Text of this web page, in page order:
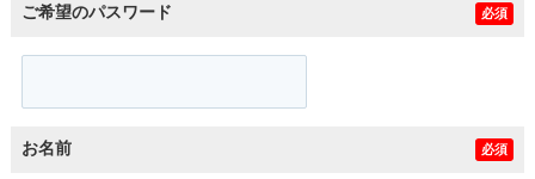
ご希望のパスワード 必須
お名前 必須